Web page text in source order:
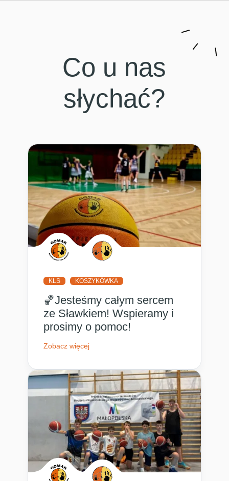
Co u nas
słychać?
KLS KOSZYKÓWKA
🏀Jesteśmy całym sercem
ze Sławkiem! Wspieramy i
prosimy o pomoc!
Zobacz więcej